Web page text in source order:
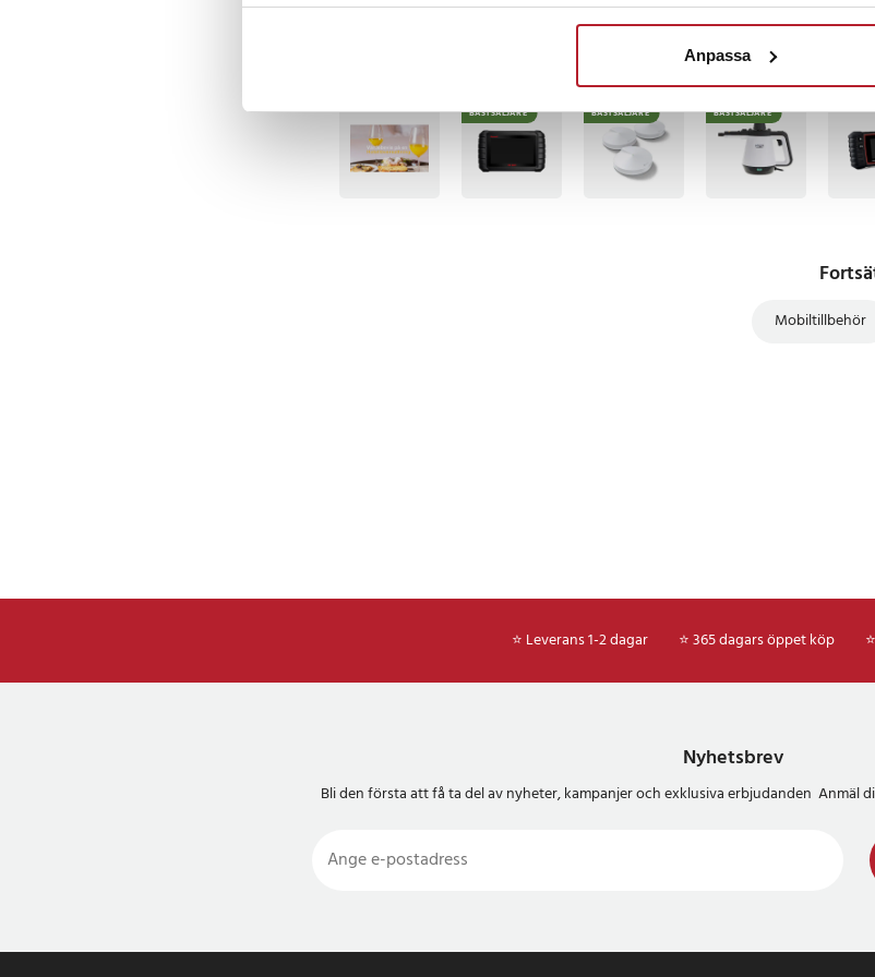
Anpassa
Ingångsström: 5V / 2A
Svart färg
Viktiga fördelar med K6Pro
powerbank för Dudao:
Praktiska inbyggda kablar
mobilladdare kan K6Pro Powerbank för Dudao hjälpa
på tåget. Anslut helt enkelt din enhet till en av de tre
tillgängliga kontakterna: micro USB, USB Type C eller
Lightning.
K6Pro Powerbank för Dudao kan ladda ett brett utbud
BÄSTSÄLJARE BÄSTSÄLJARE BÄSTSÄLJARE
Mobiltillbehör
⭐ Leverans 1-2 dagar ⭐ 365 dagars öppet köp ⭐
Nyhetsbrev
Bli den första att få ta del av nyheter, kampanjer och exklusiva erbjudanden Anmäl